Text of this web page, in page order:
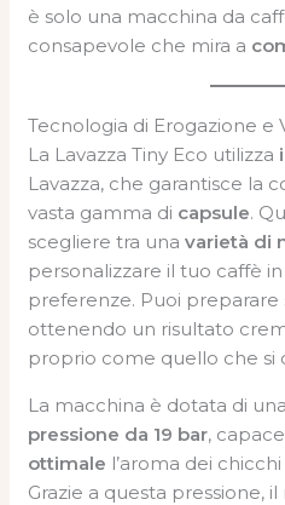
è solo una macchina da
consapevole che mira a
Tecnologia di Erogazione e
La Lavazza Tiny Eco utilizza
Lavazza, che garantisce la
vasta gamma di capsule.
scegliere tra unavarietà di
personalizzare il tuo caffè
preferenze. Puoi preparare
ottenendo un risultato
proprio come quello che si
La macchina è dotata di una
pressione da 19 bar,
ottimale l’aroma dei
Grazie a questa pressione,